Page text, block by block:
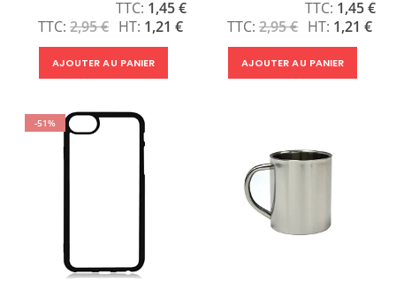
2,95 €
Prix
Spécial
1,45 €
1,21 €
AJOUTER AU PANIER
2,95 €
Prix
Spécial
1,45 €
1,21 €
AJOUTER AU PANIER
-51%